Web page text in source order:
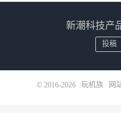
新潮科技产
投稿
© 2016-2026 玩机族 网